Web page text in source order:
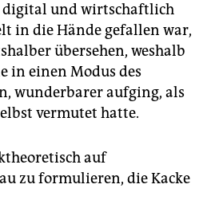
digital und wirtschaftlich
in die Hände gefallen war,
übersehen, weshalb
in einen Modus des
wunderbarer aufging, als
vermutet hatte.
auf
zu formulieren, die Kacke